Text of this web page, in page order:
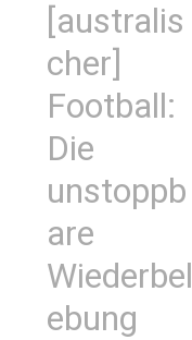
[australis
cher]
Football:
Die
unstoppb
are
Wiederbel
ebung